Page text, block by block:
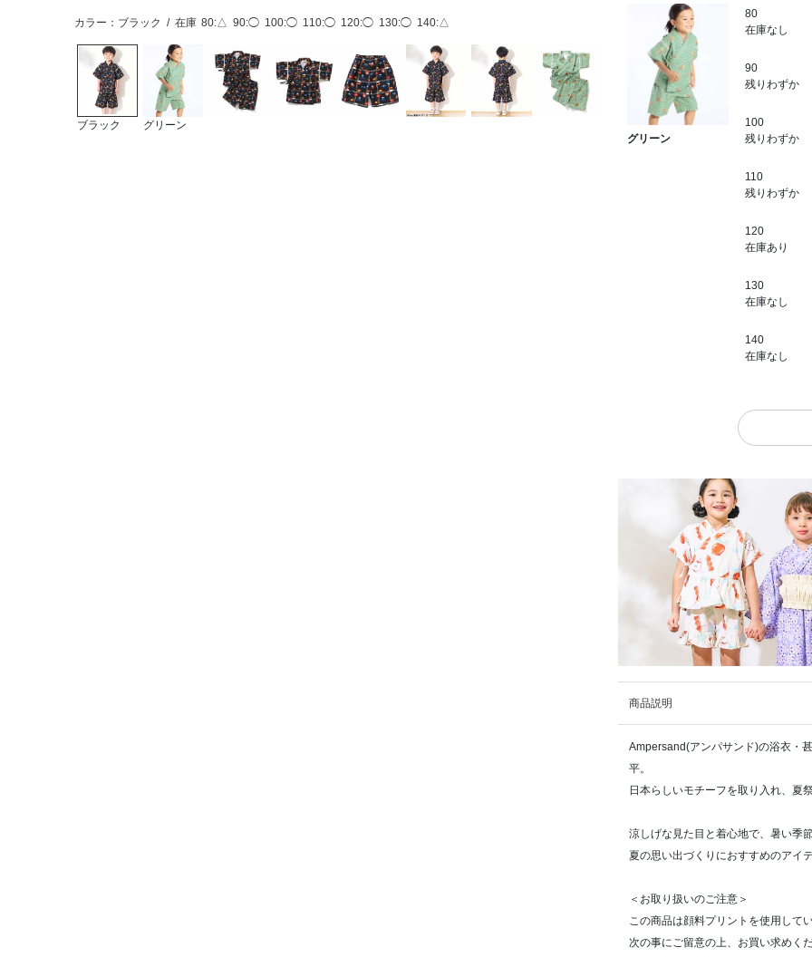
カラー：ブラック / 在庫 80:△ 90:◯ 100:◯ 110:◯ 120:◯ 130:◯ 140:△
ブラック
グリーン
グリーン
80
在庫なし
90
残りわずか
100
残りわずか
110
残りわずか
120
在庫あり
130
在庫なし
140
在庫なし
商品説明
Ampersand(アンパサンド)の浴衣・
平。
日本らしいモチーフを取り入れ、夏
涼しげな見た目と着心地で、暑い季
夏の思い出づくりにおすすめのアイ
＜お取り扱いのご注意＞
この商品は顔料プリントを使用して
次の事にご留意の上、お買い求めく